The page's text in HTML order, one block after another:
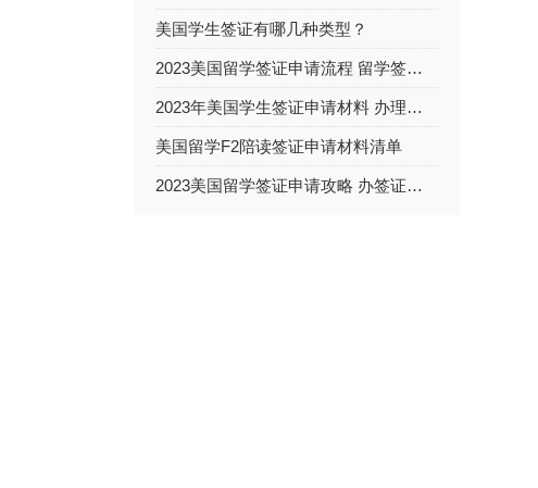
美国学生签证有哪几种类型？
2023美国留学签证申请流程 留学签证面试难不难
2023年美国学生签证申请材料 办理学生签证流程包括哪些？
美国留学F2陪读签证申请材料清单
2023美国留学签证申请攻略 办签证需要多长时间